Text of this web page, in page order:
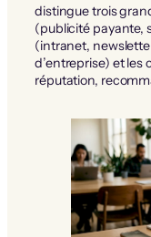
distingue trois
(publicité payante,
(intranet,
d’entreprise) et les
réputation,